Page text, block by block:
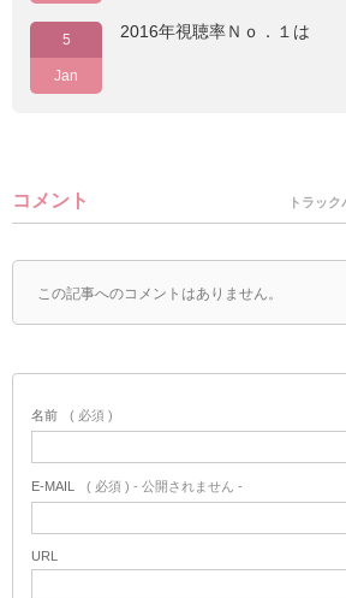
5
Jan
2016年視聴率Ｎｏ．１は
コメント トラッ
この記事へのコメントはありません。
名前 ( 必須 )
E-MAIL ( 必須 ) - 公開されません -
URL